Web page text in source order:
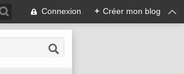
Connexion + Créer mon blog